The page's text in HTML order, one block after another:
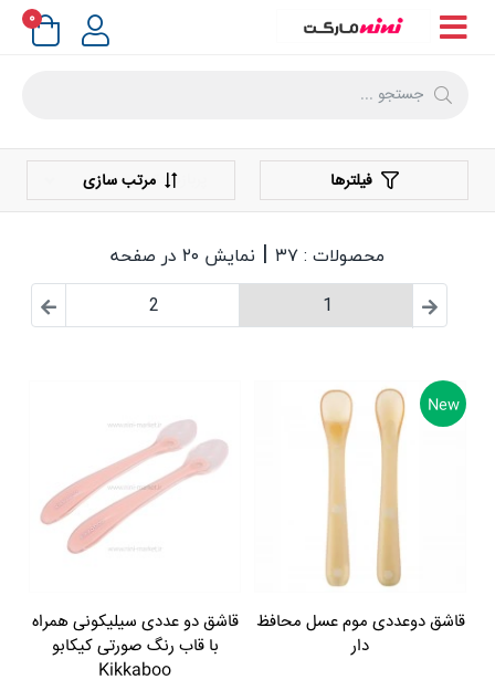
۰
فیلترها مرتب سازی
محصولات : ۳۷ | نمایش ۲۰ در صفحه
1
2
New
قاشق دوعددی موم عسل محافظ
دار
قاشق دو عددی سیلیکونی همراه
با قاب رنگ صورتی کیکابو
Kikkaboo